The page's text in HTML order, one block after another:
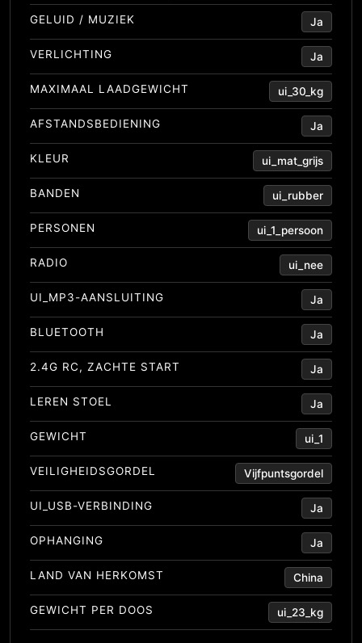
GELUID / MUZIEK Ja
VERLICHTING Ja
MAXIMAAL LAADGEWICHT ui_30_kg
AFSTANDSBEDIENING Ja
KLEUR ui_mat_grijs
BANDEN ui_rubber
PERSONEN ui_1_persoon
RADIO ui_nee
UI_MP3-AANSLUITING Ja
BLUETOOTH Ja
2.4G RC, ZACHTE START Ja
LEREN STOEL Ja
GEWICHT ui_1
VEILIGHEIDSGORDEL Vijfpuntsgordel
UI_USB-VERBINDING Ja
OPHANGING Ja
LAND VAN HERKOMST China
GEWICHT PER DOOS ui_23_kg